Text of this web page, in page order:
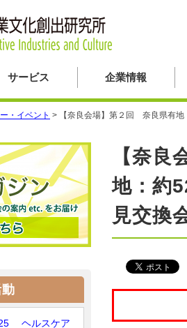
サービス 企業情報
・イベント > 【奈良会場】第２回 奈良県有
【奈
地：約
見交換
ヘルスケア